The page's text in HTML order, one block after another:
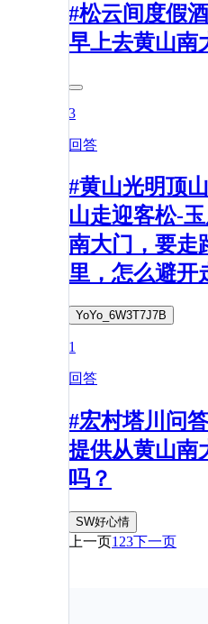
#松云间度假
早上去黄山南
3
回答
#黄山光明顶
山走迎客松-
南大门，要走
里，怎么避开
YoYo_6W3T7J7B
1
回答
#宏村塔川问
提供从黄山南
吗？
SW好心情
上一页1 23下一页